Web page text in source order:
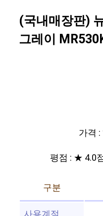
(국내매장판)
그레이
가격 :
평점 : ★ 4.0
구분